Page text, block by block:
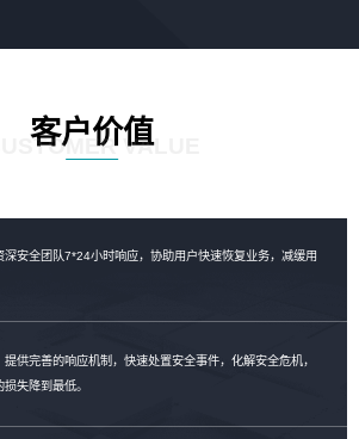
客户价值VALUE
深安全团队7*24小时响应，协助用户快速恢复业务，减缓用
供完善的响应机制，快速处置安全事件，化解安全危机，
失降到最低。